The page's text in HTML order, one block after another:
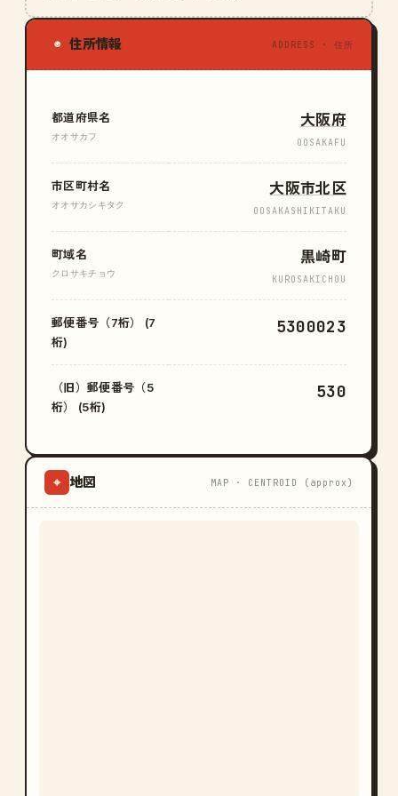
◉ 住所情報 ADDRESS · 住所
都道府県名
オオサカフ
大阪府
OOSAKAFU
市区町村名
オオサカシキタク
大阪市北区
OOSAKASHIKITAKU
町域名
クロサキチョウ
黒崎町
KUROSAKICHOU
郵便番号（7桁） (7
桁)
5300023
（旧）郵便番号（5
桁） (5桁)
530
⌖ 地図 MAP · CENTROID (approx)